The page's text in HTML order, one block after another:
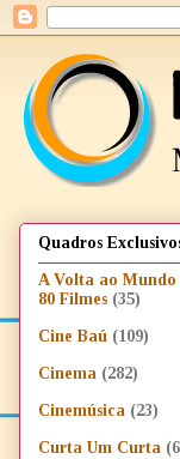
Quadros
A Volta ao Mundo
80 Filmes (35)
Cine Baú (109)
Cinema (282)
Cinemúsica (23)
Curta Um Curta